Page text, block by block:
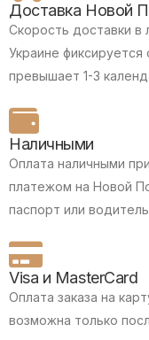
Доставка Новой
Скорость доставки
Украине
превышает 1-3
Наличными
Оплата наличными
платежом на Новой
паспорт или
Visa и MasterCard
Оплата заказа на
возможна только